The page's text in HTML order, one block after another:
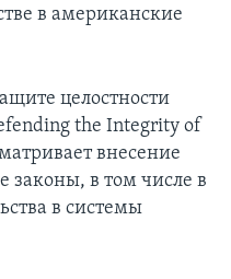
в американские
целостности
the Integrity of
внесение
в том числе в
в системы